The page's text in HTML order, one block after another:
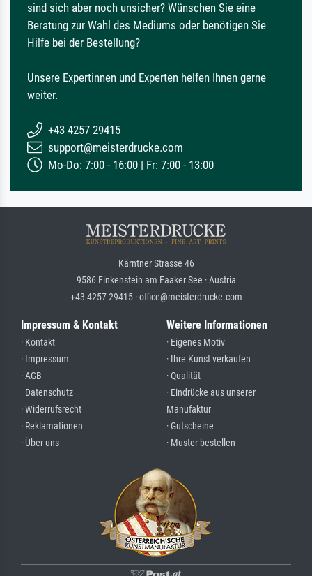
sind sich aber noch unsicher? Wünschen Sie eine
Beratung zur Wahl des Mediums oder benötigen Sie
Hilfe bei der Bestellung?
Unsere Expertinnen und Experten helfen Ihnen gerne
weiter.
+43 4257 29415
support@meisterdrucke.com
Mo-Do: 7:00 - 16:00 | Fr: 7:00 - 13:00
Kärntner Strasse 46
9586 Finkenstein am Faaker See · Austria
+43 4257 29415 · office@meisterdrucke.com
Impressum & Kontakt
· Kontakt
· Impressum
· AGB
· Datenschutz
· Widerrufsrecht
· Reklamationen
· Über uns
Weitere Informationen
· Eigenes Motiv
· Ihre Kunst verkaufen
· Qualität
· Eindrücke aus unserer
Manufaktur
· Gutscheine
· Muster bestellen